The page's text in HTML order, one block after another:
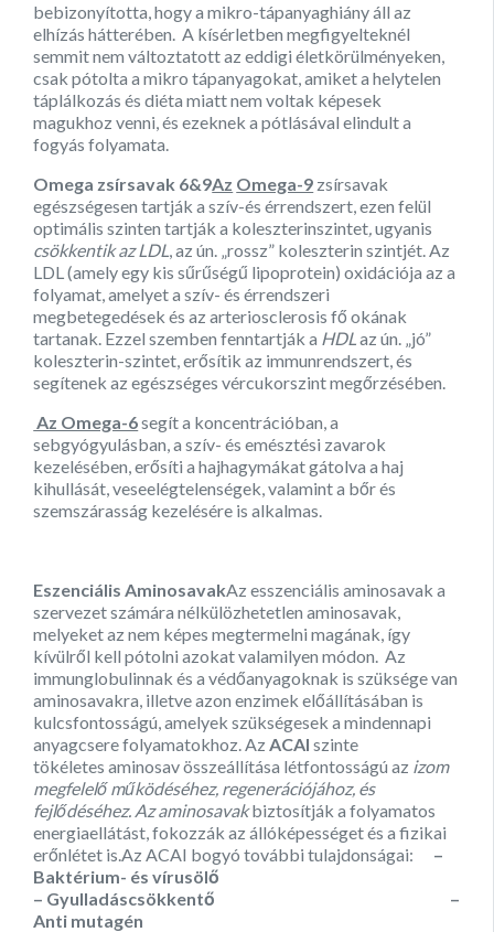
bebizonyította, hogy a mikro-tápanyaghiány áll az
elhízás hátterében. A kísérletben megfigyelteknél
semmit nem változtatott az eddigi életkörülményeken,
csak pótolta a mikro tápanyagokat, amiket a helytelen
táplálkozás és diéta miatt nem voltak képesek
magukhoz venni, és ezeknek a pótlásával elindult a
fogyás folyamata.
Omega zsírsavak 6&9Az Omega-9 zsírsavak
egészségesen tartják a szív-és érrendszert, ezen felül
optimális szinten tartják a koleszterinszintet ugyanis
csökkentik az LDL , az ún. „rossz” koleszterin szintjét. Az
LDL (amely egy kis sűrűségű lipoprotein) oxidációja az a
folyamat, amelyet a szív- és érrendszeri
megbetegedések és az arteriosclerosis fő okának
tartanak. Ezzel szemben fenntartják a HDL az ún. „jó”
koleszterin-szintet, erősítik az immunrendszert, és
segítenek az egészséges vércukorszint megőrzésében.
Az Omega-6segít a koncentrációban, a
sebgyógyulásban, a szív- és emésztési zavarok
kezelésében, erősíti a hajhagymákat gátolva a haj
kihullását, veseelégtelenségek, valamint a bőr és
szemszárasság kezelésére is alkalmas.
Eszenciális AminosavakAz esszenciális aminosavak a
szervezet számára nélkülözhetetlen aminosavak,
melyeket az nem képes megtermelni magának, így
kívülről kell pótolni azokat valamilyen módon. Az
immunglobulinnak és a védőanyagoknak is szüksége van
aminosavakra, illetve azon enzimek előállításában is
kulcsfontosságú, amelyek szükségesek a mindennapi
anyagcsere folyamatokhoz. Az ACAI szinte
tökéletes aminosav összeállítása létfontosságú az izom
megfelelő működéséhez, regenerációjához, és
fejlődéséhez. Az aminosavakbiztosítják a folyamatos
energiaellátást, fokozzák az állóképességet és a fizikai
erőnlétet is.Az ACAI bogyó további tulajdonságai: –
Baktérium- és vírusölő
– Gyulladáscsökkentő –
Anti mutagén